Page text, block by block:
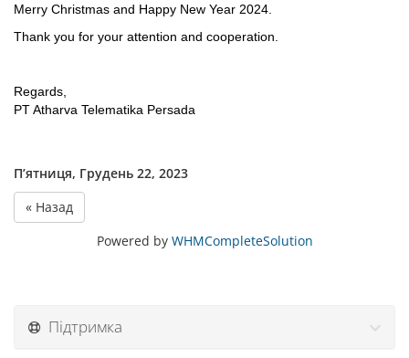
Merry Christmas and Happy New Year 2024.
Thank you for your attention and cooperation.
Regards,
PT Atharva Telematika Persada
П’ятниця, Грудень 22, 2023
« Назад
Powered by WHMCompleteSolution
Підтримка